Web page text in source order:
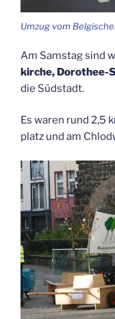
Umzug vom
Am Sams­tag sind
kir­che, Doro­thee-
die Südstadt.
Es waren rund 2,5
platz und am